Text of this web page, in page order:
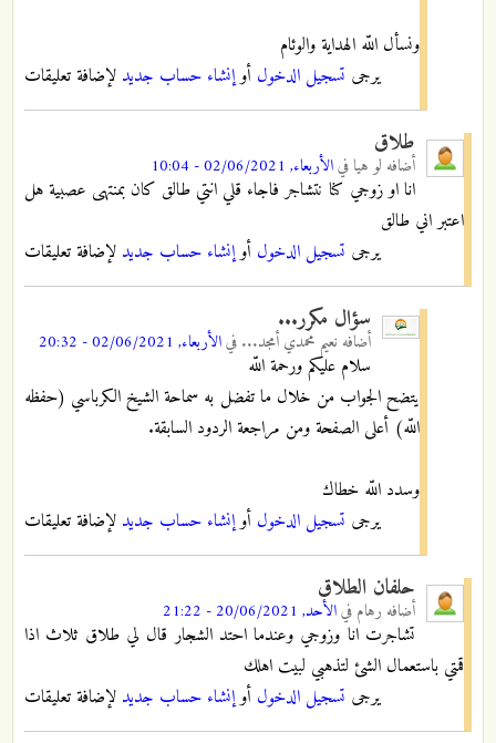
ونسأل اللّه الهداية والوئام
يرجى تسجيل الدخول أوإنشاء حساب جديد لإضافة تعليقات
طلاق
أضافه لو هيافيالأربعاء, 02/06/2021 - 10:04
انا او زوجي كنا نتشاجر فاجاء قلي انتي طالق كان بمنتهى عصبية هل
اعتبر اني طالق
يرجى تسجيل الدخول أوإنشاء حساب جديد لإضافة تعليقات
سؤال مكرر...
أضافه نعيم محمدي أمجد... فيالأربعاء, 02/06/2021 - 20:32
سلام عليكم ورحمة اللّه
يتضح الجواب من خلال ما تفضل به سماحة الشيخ الكرباسي (حفظه
اللّه) أعلى الصفحة ومن مراجعة الردود السابقة.
وسدد اللّه خطاك
يرجى تسجيل الدخول أوإنشاء حساب جديد لإضافة تعليقات
حلفان الطلاق
أضافه رهام فيالأحد, 20/06/2021 - 21:22
تشاجرت انا وزوجي وعندما احتد الشجار قال لي طلاق ثلاث اذا
قمتي باستعمال الشئ لتذهبي لبيت اهلك
يرجى تسجيل الدخول أوإنشاء حساب جديد لإضافة تعليقات